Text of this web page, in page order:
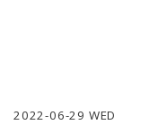
2022-06-29 WED